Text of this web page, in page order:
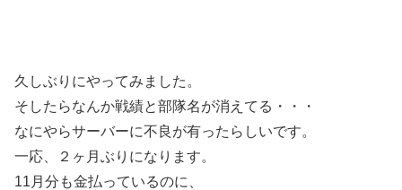
久しぶりにやってみました。
そしたらなんか戦績と部隊名が消えてる・・・
なにやらサーバーに不良が有ったらしいです。
一応、２ヶ月ぶりになります。
11月分も金払っているのに、